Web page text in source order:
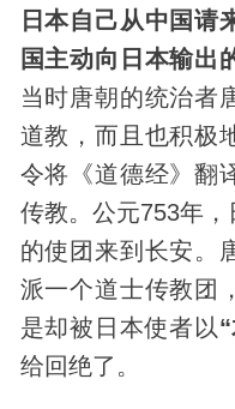
日本自己从中国请
国主动向日本输出
当时唐朝的统治者
道教，而且也积极
令将《道德经》翻
传教。公元753年
的使团来到长安。
派一个道士传教团
是却被日本使者以
给回绝了。